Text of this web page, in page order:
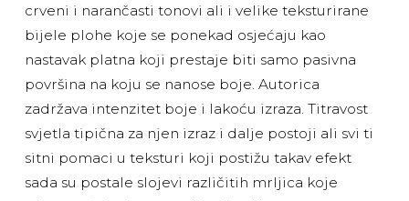
crveni i narančasti tonovi ali i velike teksturirane
bijele plohe koje se ponekad osjećaju kao
nastavak platna koji prestaje biti samo pasivna
površina na koju se nanose boje. Autorica
zadržava intenzitet boje i lakoću izraza. Titravost
svjetla tipična za njen izraz i dalje postoji ali svi ti
sitni pomaci u teksturi koji postižu takav efekt
sada su postale slojevi različitih mrljica koje